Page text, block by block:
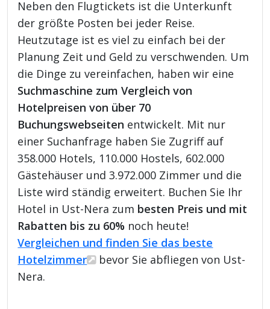
Neben den Flugtickets ist die Unterkunft
der größte Posten bei jeder Reise.
Heutzutage ist es viel zu einfach bei der
Planung Zeit und Geld zu verschwenden. Um
die Dinge zu vereinfachen, haben wir eine
Suchmaschine zum Vergleich von
Hotelpreisen von über 70
Buchungswebseiten entwickelt. Mit nur
einer Suchanfrage haben Sie Zugriff auf
358.000 Hotels, 110.000 Hostels, 602.000
Gästehäuser und 3.972.000 Zimmer und die
Liste wird ständig erweitert. Buchen Sie Ihr
Hotel in Ust-Nera zum besten Preis und mit
Rabatten bis zu 60% noch heute!
Vergleichen und finden Sie das beste
Hotelzimmer
bevor Sie abfliegen von Ust-
Nera.